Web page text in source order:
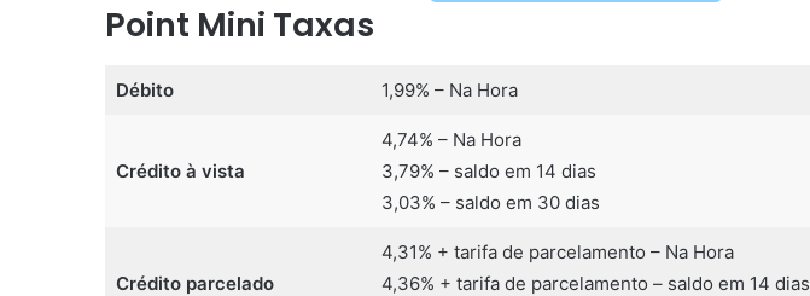
Point Mini Taxas
Débito 1,99% – Na Hora
Crédito à vista
4,74% – Na Hora
3,79% – saldo em 14 dias
3,03% – saldo em 30 dias
Crédito parcelado
4,31% + tarifa de parcelamento – Na Hora
4,36% + tarifa de parcelamento – saldo em 14 dias